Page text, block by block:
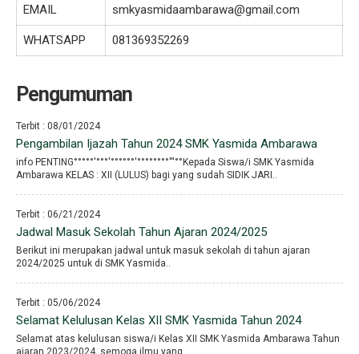
EMAIL smkyasmidaambarawa@gmail.com
WHATSAPP 081369352269
Pengumuman
Terbit : 08/01/2024
Pengambilan Ijazah Tahun 2024 SMK Yasmida Ambarawa
info PENTING°°°°°′°°°′°°°°°°′°°°°°°°°′′′°°Kepada Siswa/i SMK Yasmida
Ambarawa KELAS : XII (LULUS) bagi yang sudah SIDIK JARI..
Terbit : 06/21/2024
Jadwal Masuk Sekolah Tahun Ajaran 2024/2025
Berikut ini merupakan jadwal untuk masuk sekolah di tahun ajaran
2024/2025 untuk di SMK Yasmida..
Terbit : 05/06/2024
Selamat Kelulusan Kelas XII SMK Yasmida Tahun 2024
Selamat atas kelulusan siswa/i Kelas XII SMK Yasmida Ambarawa Tahun